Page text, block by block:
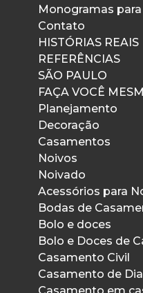
Monogramas
Contato
HISTÓRIAS REAIS
REFERÊNCIAS
SÃO PAULO
FAÇA VOCÊ
Planejamento
Decoração
Casamentos
Noivos
Noivado
Acessórios para
Bodas de
Bolo e doces
Bolo e Doces de
Casamento Civil
Casamento de Dia